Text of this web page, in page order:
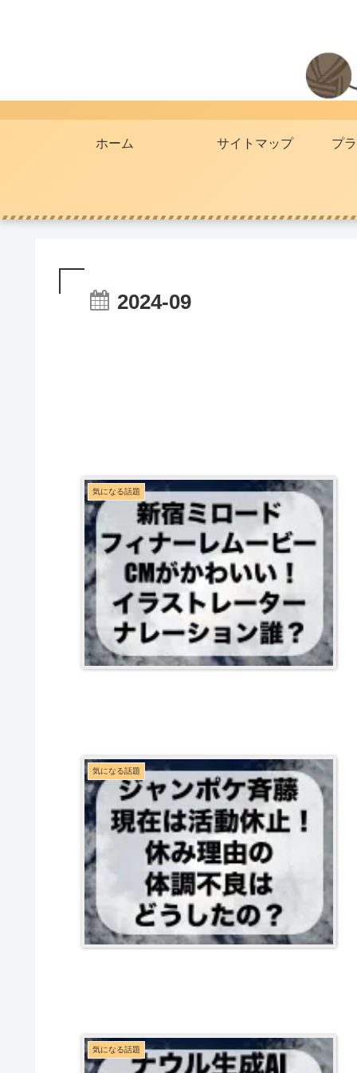
ホーム サイトマップ プ
2024-09
気になる話題
気になる話題
気になる話題